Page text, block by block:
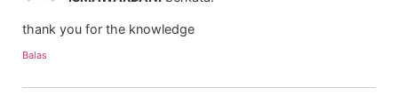
thank you for the knowledge
Balas